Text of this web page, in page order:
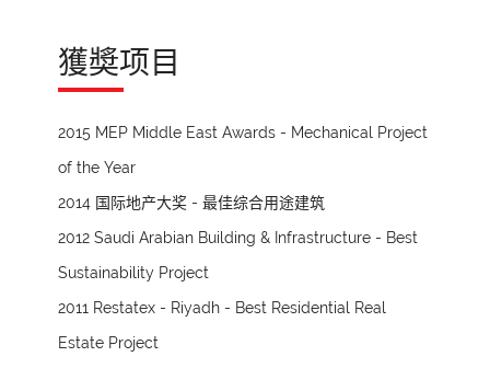
獲奬项目
2015 MEP Middle East Awards - Mechanical Project
of the Year
2014 国际地产大奖 - 最佳综合用途建筑
2012 Saudi Arabian Building & Infrastructure - Best
Sustainability Project
2011 Restatex - Riyadh - Best Residential Real
Estate Project